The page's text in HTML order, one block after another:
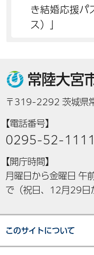
き結婚応援パ
ス）」
常陸大宮
〒319-2292 茨城県
【電話番号】
0295-52-1111
【開庁時間】
月曜日から金曜日 午
で（祝日、12月29日
このサイトについて